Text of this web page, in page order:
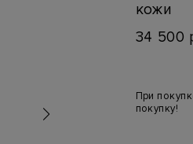
кожи
34 500
При
покупку!